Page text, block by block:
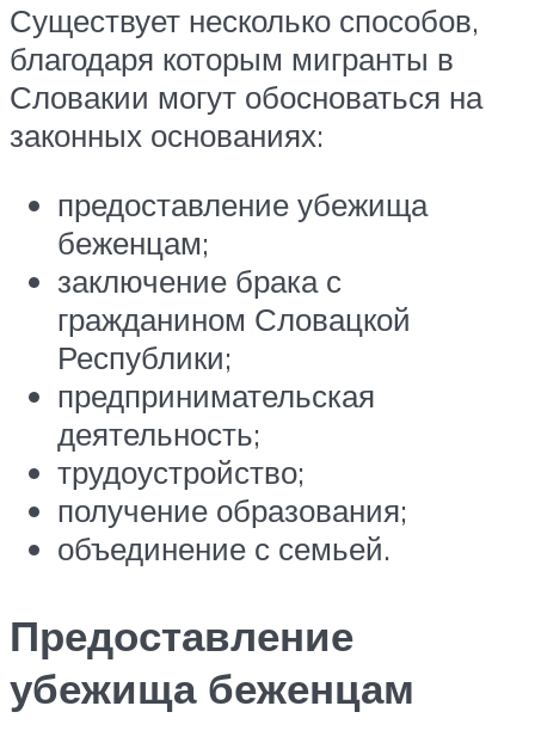
Существует несколько способов,
благодаря которым мигранты в
Словакии могут обосноваться на
законных основаниях:
предоставление убежища
беженцам;
заключение брака с
гражданином Словацкой
Республики;
предпринимательская
деятельность;
трудоустройство;
получение образования;
объединение с семьей.
Предоставление
убежища беженцам